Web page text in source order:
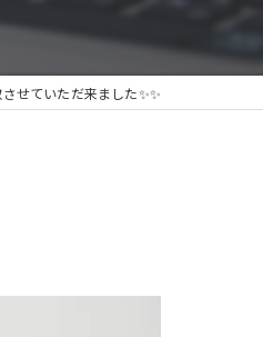
せていただ来ました✨✨